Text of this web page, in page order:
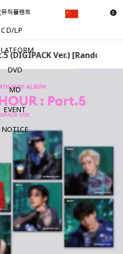
0
CD/LP
DVD
MD
EVENT
NOTICE
Ver.) [Random]